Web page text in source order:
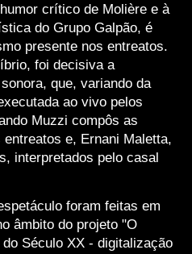
crítico de Molière e à
do Grupo Galpão, é
presente nos entreatos.
foi decisiva a
que, variando da
ao vivo pelos
Muzzi compôs as
e, Ernani Maletta,
interpretados pelo casal
foram feitas em
âmbito do projeto "O
Século XX - digitalização